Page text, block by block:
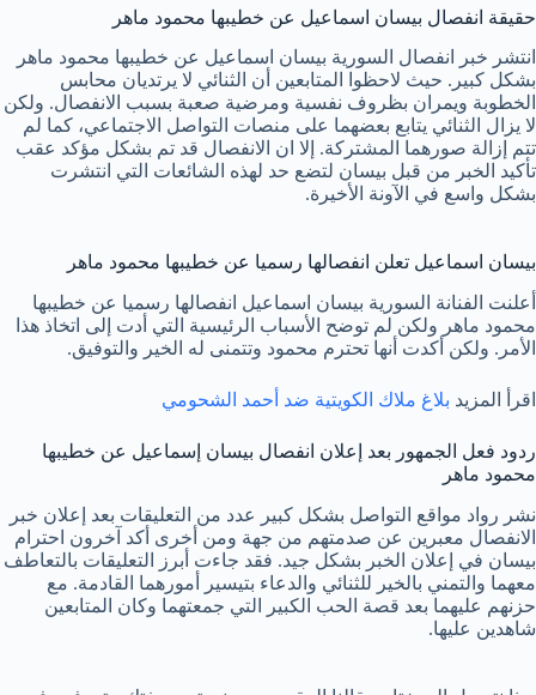
حقيقة انفصال بيسان اسماعيل عن خطيبها محمود ماهر
انتشر خبر انفصال السورية بيسان اسماعيل عن خطيبها محمود ماهر
بشكل كبير. حيث لاحظوا المتابعين أن الثنائي لا يرتديان محابس
الخطوبة ويمران بظروف نفسية ومرضية صعبة بسبب الانفصال. ولكن
لا يزال الثنائي يتابع بعضهما على منصات التواصل الاجتماعي، كما لم
تتم إزالة صورهما المشتركة. إلا ان الانفصال قد تم بشكل مؤكد عقب
تأكيد الخبر من قبل بيسان لتضع حد لهذه الشائعات التي انتشرت
بشكل واسع في الآونة الأخيرة.
بيسان اسماعيل تعلن انفصالها رسميا عن خطيبها محمود ماهر
أعلنت الفنانة السورية بيسان اسماعيل انفصالها رسميا عن خطيبها
محمود ماهر ولكن لم توضح الأسباب الرئيسية التي أدت إلى اتخاذ هذا
الأمر. ولكن أكدت أنها تحترم محمود وتتمنى له الخير والتوفيق.
اقرأ المزيد بلاغ ملاك الكويتية ضد أحمد الشحومي
ردود فعل الجمهور بعد إعلان انفصال بيسان إسماعيل عن خطيبها
محمود ماهر
نشر رواد مواقع التواصل بشكل كبير عدد من التعليقات بعد إعلان خبر
الانفصال معبرين عن صدمتهم من جهة ومن أخرى أكد آخرون احترام
بيسان في إعلان الخبر بشكل جيد. فقد جاءت أبرز التعليقات بالتعاطف
معهما والتمني بالخير للثنائي والدعاء بتيسير أمورهما القادمة. مع
حزنهم عليهما بعد قصة الحب الكبير التي جمعتهما وكان المتابعين
شاهدين عليها.